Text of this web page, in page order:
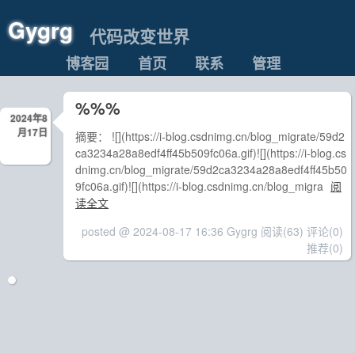
Gygrg 代码改变世界
博客园 首页 联系 管理
2024年8
月17日
%%%
摘要： ![](https://i-blog.csdnimg.cn/blog_migrate/59d2
ca3234a28a8edf4ff45b509fc06a.gif)![](https://i-blog.cs
dnimg.cn/blog_migrate/59d2ca3234a28a8edf4ff45b50
9fc06a.gif)![](https://i-blog.csdnimg.cn/blog_migra 阅
读全文
posted @ 2024-08-17 16:36 Gygrg 阅读(63) 评论(0)
推荐(0)